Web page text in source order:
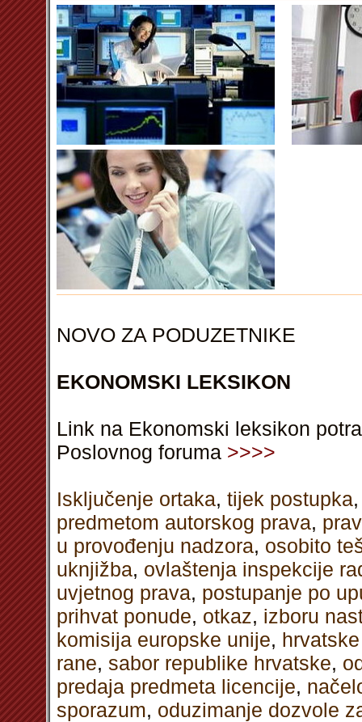
NOVO ZA PODUZETNIKE
EKONOMSKI LEKSIKON
Link na Ekonomski leksikon
Poslovnog foruma >>>>
Isključenje ortaka, tijek postupka
predmetom autorskog prava,
u provođenju nadzora, osobito
uknjižba, ovlaštenja inspekcije
uvjetnog prava, postupanje po
prihvat ponude, otkaz, izboru
komisija europske unije,
rane, sabor republike hrvatske,
predaja predmeta licencije,
sporazum, oduzimanje dozvole